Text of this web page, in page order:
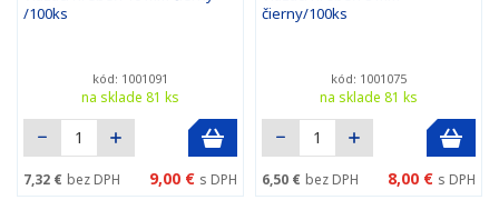
/100ks
kód: 1001091
na sklade 81 ks
7,32 € bez DPH 9,00 € s DPH
čierny/100ks
kód: 1001075
na sklade 81 ks
6,50 € bez DPH 8,00 € s DPH